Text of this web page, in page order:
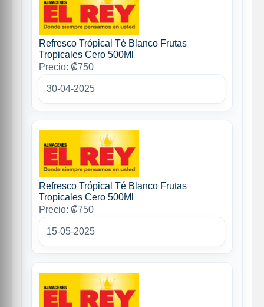
Refresco Trópical Té Blanco Frutas
Tropicales Cero 500Ml
Precio: ₡750
30-04-2025
Refresco Trópical Té Blanco Frutas
Tropicales Cero 500Ml
Precio: ₡750
15-05-2025